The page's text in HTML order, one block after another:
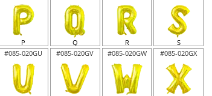
P Q R
S
#085-020GU #085-020GV #085-020GW #085-020GX